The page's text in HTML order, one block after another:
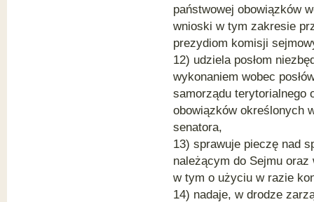
państwowej obowiązków
wnioski w tym zakresie
prezydiom komisji
12) udziela posłom
wykonaniem wobec
samorządu terytorialnego
obowiązków określonych
senatora,
13) sprawuje pieczę nad
należącym do Sejmu
w tym o użyciu w razie
14) nadaje, w drodze